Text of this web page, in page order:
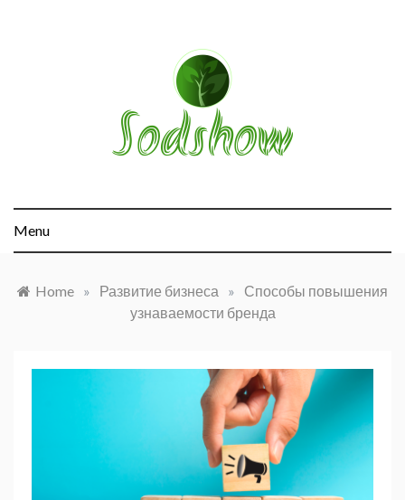
Menu
Home » Развитие бизнеса »
Способы повышения
узнаваемости бренда